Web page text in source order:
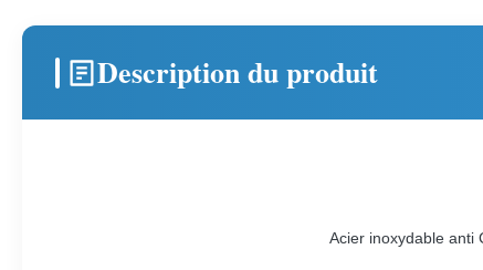
Description du produit
Acier inoxydable anti